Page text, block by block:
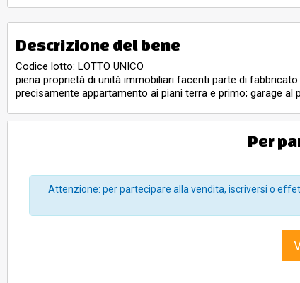
Descrizione del bene
Codice lotto: LOTTO UNICO
piena proprietà di unità immobiliari facenti parte di
precisamente appartamento ai piani terra e primo; garage
Per
Attenzione: per partecipare alla vendita, iscriversi o